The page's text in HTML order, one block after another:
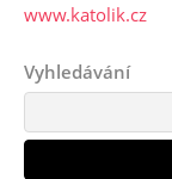
www.katolik.cz
Vyhledávání